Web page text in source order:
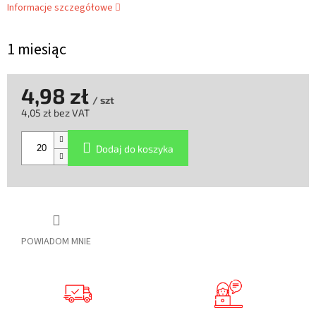
1 miesiąc
Informacje szczegółowe
POWIADOM MNIE
4,98 zł / szt
4,05 zł bez VAT
jednostkowa:
Dodaj do koszyka